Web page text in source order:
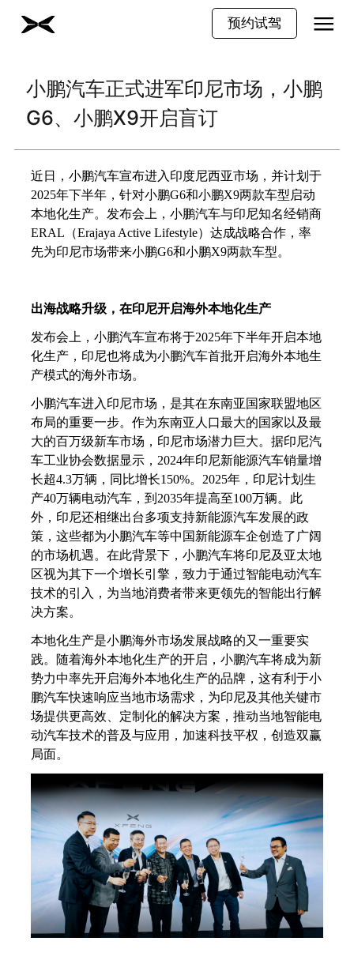
预约试驾
小鹏汽车正式进军印尼市场，小鹏
G6、小鹏X9开启盲订
近日，小鹏汽车宣布进入印度尼西亚市场，并计划于
2025年下半年，针对小鹏G6和小鹏X9两款车型启动
本地化生产。发布会上，小鹏汽车与印尼知名经销商
ERAL（Erajaya Active Lifestyle）达成战略合作，率
先为印尼市场带来小鹏G6和小鹏X9两款车型。
出海战略升级，在印尼开启海外本地化生产
发布会上，小鹏汽车宣布将于2025年下半年开启本地
化生产，印尼也将成为小鹏汽车首批开启海外本地生
产模式的海外市场。
小鹏汽车进入印尼市场，是其在东南亚国家联盟地区
布局的重要一步。作为东南亚人口最大的国家以及最
大的百万级新车市场，印尼市场潜力巨大。据印尼汽
车工业协会数据显示， 2024年印尼新能源汽车销量增
长超4.3万辆，同比增长150%。2025年，印尼计划生
产40万辆电动汽车，到2035年提高至100万辆。此
外，印尼还相继出台多项支持新能源汽车发展的政
策，这些都为小鹏汽车等中国新能源车企创造了广阔
的市场机遇。在此背景下，小鹏汽车将印尼及亚太地
区视为其下一个增长引擎，致力于通过智能电动汽车
技术的引入，为当地消费者带来更领先的智能出行解
决方案。
本地化生产是小鹏海外市场发展战略的又一重要实
践。随着海外本地化生产的开启，小鹏汽车将成为新
势力中率先开启海外本地化生产的品牌，这有利于小
鹏汽车快速响应当地市场需求，为印尼及其他关键市
场提供更高效、定制化的解决方案，推动当地智能电
动汽车技术的普及与应用，加速科技平权，创造双赢
局面。